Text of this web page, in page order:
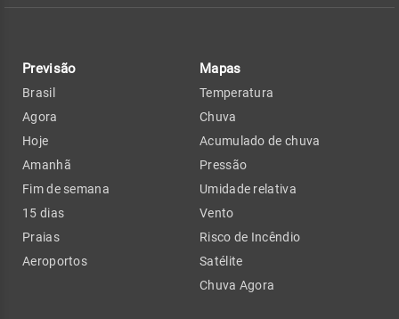
Previsão
Brasil
Agora
Hoje
Amanhã
Fim de semana
15 dias
Praias
Aeroportos
Mapas
Temperatura
Chuva
Acumulado de chuva
Pressão
Umidade relativa
Vento
Risco de Incêndio
Satélite
Chuva Agora